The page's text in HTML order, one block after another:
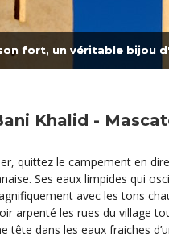
fort, un véritable bijou
Khalid -
quittez le campement en
Ses eaux limpides qui
avec les tons
arpenté les rues du village
tête dans les eaux fraiches